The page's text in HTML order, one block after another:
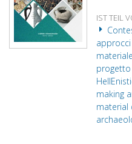
IST TEIL
progetto
making
material